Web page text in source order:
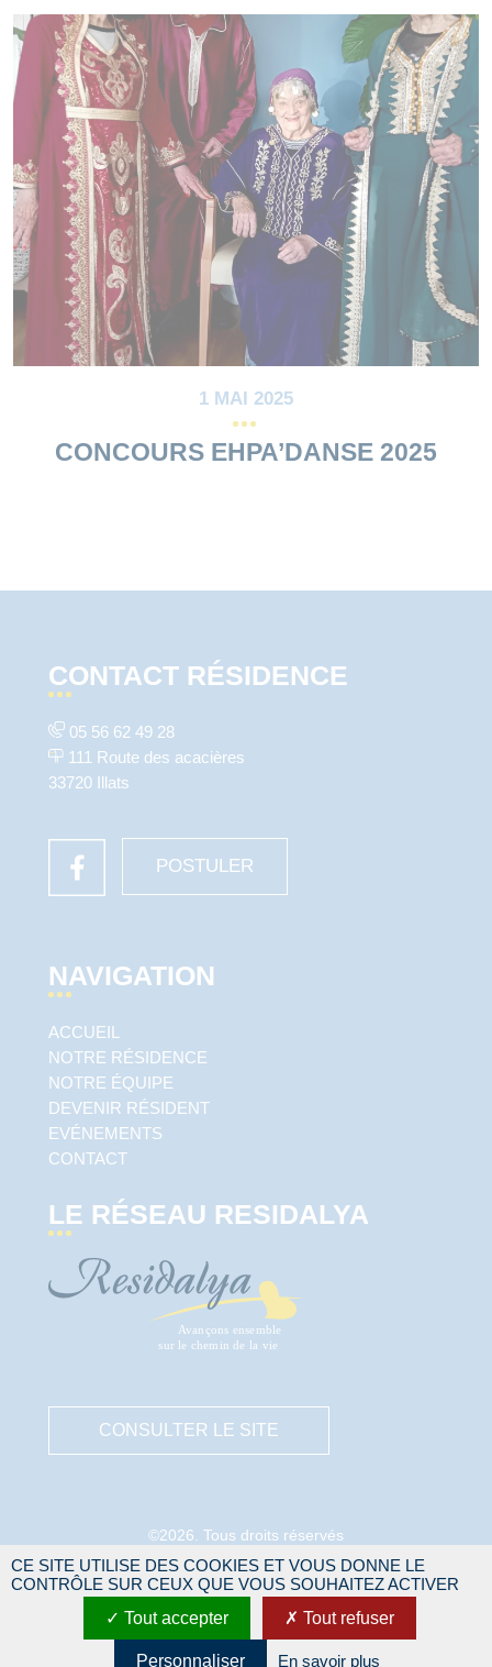
1 MAI 2025
CONCOURS EHPA’DANSE 2025
CONTACT RÉSIDENCE
05 56 62 49 28
111 Route des acacières
33720 Illats
POSTULER
NAVIGATION
ACCUEIL
NOTRE RÉSIDENCE
NOTRE ÉQUIPE
DEVENIR RÉSIDENT
EVÉNEMENTS
CONTACT
LE RÉSEAU RESIDALYA
CONSULTER LE SITE
©2026. Tous droits réservés
Mentions légales
Protection des données personnelles
Gestion des cookies
Site réalisé par
IDEALCOMM
CE SITE UTILISE DES COOKIES ET VOUS DONNE LE
CONTRÔLE SUR CEUX QUE VOUS SOUHAITEZ ACTIVER
Tout accepter
Tout refuser
Personnaliser En savoir plus